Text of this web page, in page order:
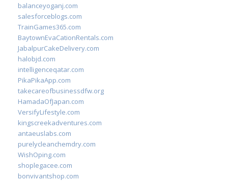
balanceyoganj.com
salesforceblogs.com
TrainGames365.com
BaytownEvaCationRentals.com
JabalpurCakeDelivery.com
halobjd.com
intelligenceqatar.com
PikaPikaApp.com
takecareofbusinessdfw.org
HamadaOfJapan.com
VersifyLifestyle.com
kingscreekadventures.com
antaeuslabs.com
purelycleanchemdry.com
WishOping.com
shoplegacee.com
bonvivantshop.com